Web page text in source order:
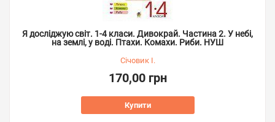
Я досліджую світ. 1-4 класи. Дивокрай. Частина 2. У небі,
на землі, у воді. Птахи. Комахи. Риби. НУШ
Січовик І.
170,00 грн
Купити